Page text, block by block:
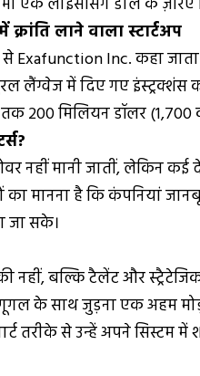
लाने वाला स्टार्टअप
Inc. कहा जाता
लैंग्वेज में दिए गए
200 मिलियन डॉलर
नहीं मानी जातीं, लेकिन कई
मानना है कि कंपनियां
जा सके।
नहीं, बल्कि टैलेंट और
के साथ जुड़ना एक अहम
तरीके से उन्हें अपने सिस्टम